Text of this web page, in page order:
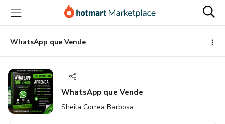
para
conteúdo
principal
para
pagamento
para
rodapé
WhatsApp que Vende
WhatsApp que Vende
Sheila Correa Barbosa